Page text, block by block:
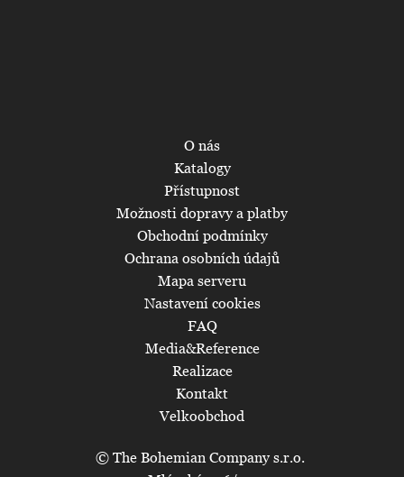
© The Bohemian Company s.r.o.
O nás
Katalogy
Přístupnost
Možnosti dopravy a platby
Obchodní podmínky
Ochrana osobních údajů
Mapa serveru
Nastavení cookies
FAQ
Media&Reference
Realizace
Kontakt
Velkoobchod